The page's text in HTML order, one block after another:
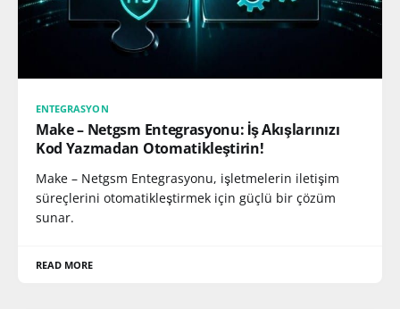
ENTEGRASYON
Make – Netgsm Entegrasyonu: İş Akışlarınızı
Kod Yazmadan Otomatikleştirin!
Make – Netgsm Entegrasyonu, işletmelerin iletişim
süreçlerini otomatikleştirmek için güçlü bir çözüm
sunar.
READ MORE